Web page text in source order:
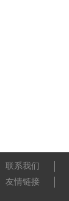
联系我们
友情链接